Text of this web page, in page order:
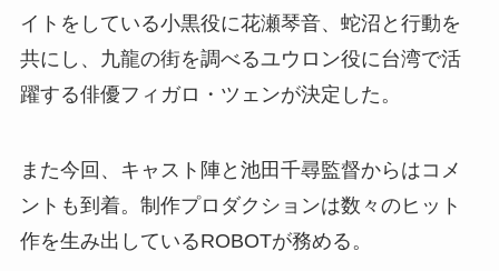
イトをしている小黒役に花瀬琴音、蛇沼と行動を
共にし、九龍の街を調べるユウロン役に台湾で活
躍する俳優フィガロ・ツェンが決定した。
また今回、キャスト陣と池田千尋監督からはコメ
ントも到着。制作プロダクションは数々のヒット
作を生み出しているROBOTが務める。